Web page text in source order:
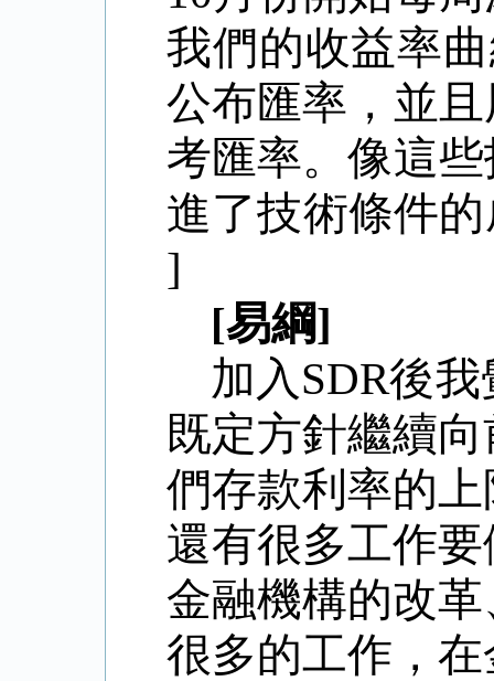
我們的收益率
公布匯率，並
考匯率。像這
進了技術條件
]
[易綱]
加入SDR後
既定方針繼續
們存款利率的
還有很多工作
金融機構的改
很多的工作，